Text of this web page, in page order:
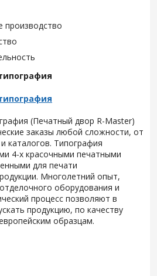
производство
(Печатный двор R-Master)
заказы любой сложности, от
каталогов. Типография
4-х красочными печатными
для печати
Многолетний опыт,
оборудования и
процесс позволяют в
продукцию, по качеству
образцам.